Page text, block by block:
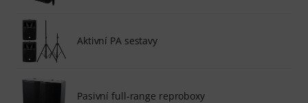
Aktivní PA sestavy
Pasivní full-range reproboxy